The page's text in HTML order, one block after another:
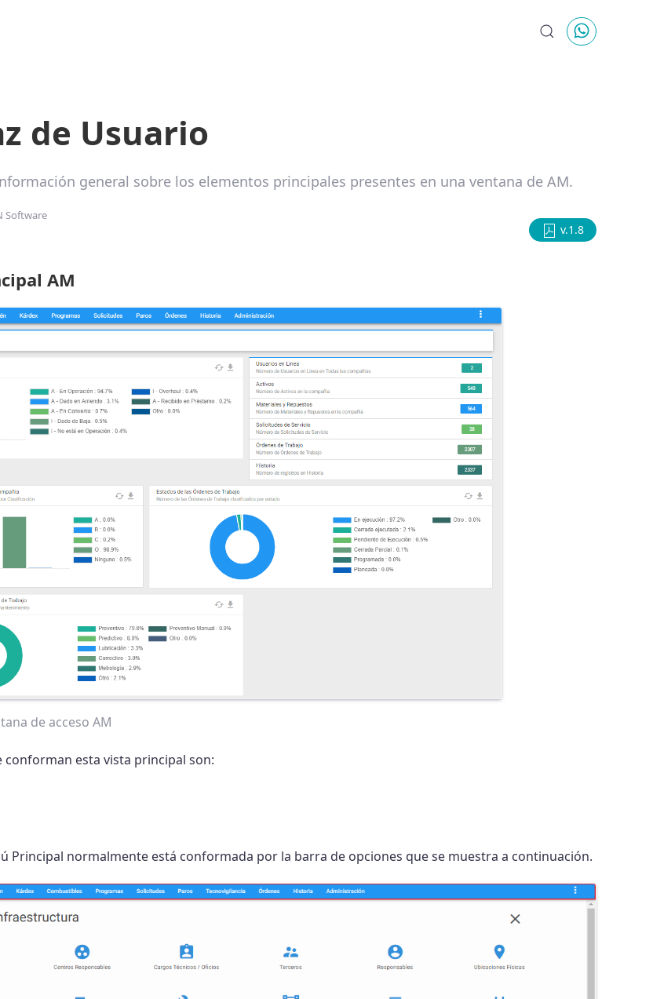
de Usuario
general sobre los elementos principales presentes en una ventana de AM.
Software
v.1.8
AM
de acceso AM
conforman esta vista principal son:
Principal normalmente está conformada por la barra de opciones que se muestra a continuación.